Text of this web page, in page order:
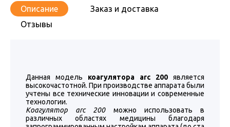
Описание
Заказ и доставка
Отзывы
Данная модель коагулятора arc 200 является
высокочастотной. При производстве аппарата были
учтены все технические инновации и современные
технологии.
Коагулятор arc 200можно использовать в
различных областях медицины благодаря